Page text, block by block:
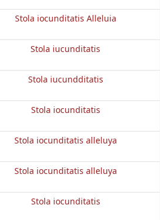
Stola iocunditatis Alleluia
Stola iucunditatis
Stola iucundditatis
Stola iocunditatis
Stola iocunditatis alleluya
Stola iocunditatis alleluya
Stola iocunditatis